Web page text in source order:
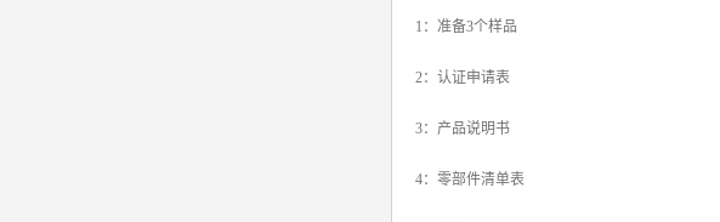
1：准备3个样品
2：认证申请表
3：产品说明书
4：零部件清单表